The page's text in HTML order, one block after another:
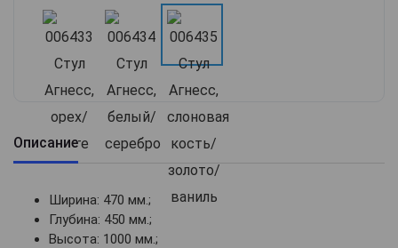
Описание
Ширина: 470 мм.;
Глубина: 450 мм.;
Высота: 1000 мм.;